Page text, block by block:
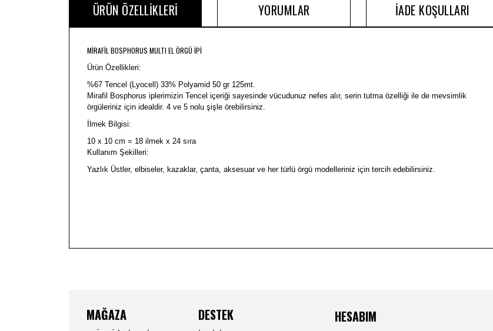
ÜRÜN ÖZELLIKLERI YORUMLAR İADE KOŞULLARI
MİRAFİL BOSPHORUS MULTI EL ÖRGÜ İPİ
Ürün Özellikleri:
%67 Tencel (Lyocell) 33% Polyamid 50 gr 125mt.
Mirafil Bosphorus iplerimizin Tencel içeriği sayesinde vücudunuz nefes alır, serin tutma özelliği ile de mevsimlik
örgüleriniz için idealdir. 4 ve 5 nolu şişle örebilirsiniz.
İlmek Bilgisi:
10 x 10 cm = 18 ilmek x 24 sıra
Kullanım Şekilleri:
Yazlık Üstler, elbiseler, kazaklar, çanta, aksesuar ve her türlü örgü modelleriniz için tercih edebilirsiniz.
aksesuarları ile birlikte eksiksiz ve hasarsız olarak www.mirafil.com'a teslim edilmesi gerekmektedir. Cayma hakkı kullanılarak iade edilen ürünün
kargo bedeli ALICI tarafından karşılanır. İade departmanı iletişim adresi; E-posta: info@mirafil.com Tel: 0542 105 21 24 Adres: Cihangir Mah.
MAĞAZA DESTEK
HESABIM